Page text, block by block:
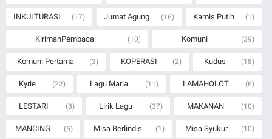
INKULTURASI (17) Jumat Agung (16) Kamis Putih (1)
KirimanPembaca (10) Komuni (39)
Komuni Pertama (3) KOPERASI (2) Kudus (18)
Kyrie (22) Lagu Maria (11) LAMAHOLOT (6)
LESTARI (8) Lirik Lagu (37) MAKANAN (10)
MANCING (5) Misa Berlindis (1) Misa Syukur (10)